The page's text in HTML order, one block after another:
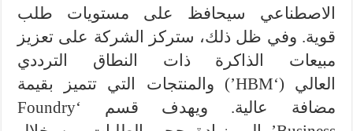
الاصطناعي سيحافظ على مستويات طلب
قوية. وفي ظل ذلك، ستركز الشركة على تعزيز
مبيعات الذاكرة ذات النطاق الترددي
العالي (‘HBM’) والمنتجات التي تتميز بقيمة
مضافة عالية. ويهدف قسم ‘Foundry